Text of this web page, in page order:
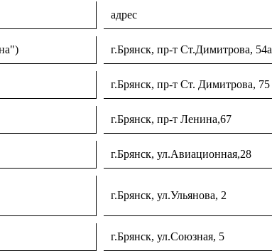
адрес
г.Брянск, пр-т Ст.Димитрова, 54а
г.Брянск, пр-т Ст. Димитрова, 75
г.Брянск, пр-т Ленина,67
г.Брянск, ул.Авиационная,28
г.Брянск, ул.Ульянова, 2
г.Брянск, ул.Союзная, 5